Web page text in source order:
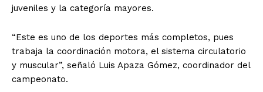
juveniles y la categoría mayores.
“Este es uno de los deportes más completos, pues
trabaja la coordinación motora, el sistema circulatorio
y muscular”, señaló Luis Apaza Gómez, coordinador del
campeonato.